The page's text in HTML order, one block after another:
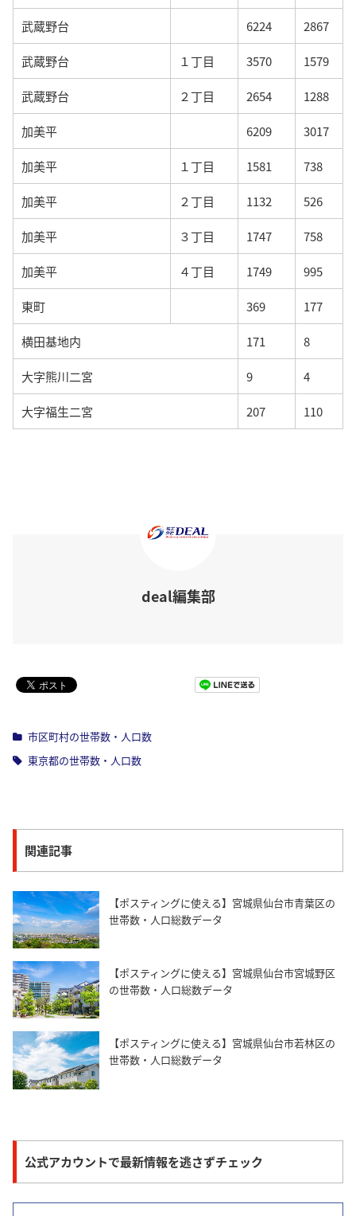
武蔵野台 6224 2867
武蔵野台 １丁目 3570 1579
武蔵野台 ２丁目 2654 1288
加美平 6209 3017
加美平 １丁目 1581 738
加美平 ２丁目 1132 526
加美平 ３丁目 1747 758
加美平 ４丁目 1749 995
東町 369 177
横田基地内 171 8
大字熊川二宮 9 4
大字福生二宮 207 110
deal編集部
市区町村の世帯数・人口数
東京都の世帯数・人口数
関連記事
【ポスティングに使える】宮城県仙台市青葉区の
世帯数・人口総数データ
【ポスティングに使える】宮城県仙台市宮城野区
の世帯数・人口総数データ
【ポスティングに使える】宮城県仙台市若林区の
世帯数・人口総数データ
公式アカウントで最新情報を逃さずチェック